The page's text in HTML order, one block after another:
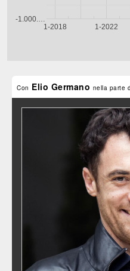
Con Elio Germano nella parte